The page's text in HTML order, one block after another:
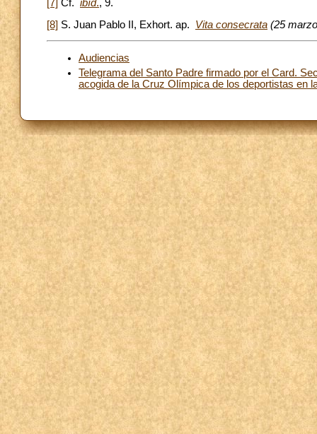
[7] Cf. ibíd., 9.
[8] S. Juan Pablo II, Exhort. ap. Vita consecrata (25
Audiencias
Telegrama del Santo Padre firmado por el Card.
acogida de la Cruz Olímpica de los deportistas en